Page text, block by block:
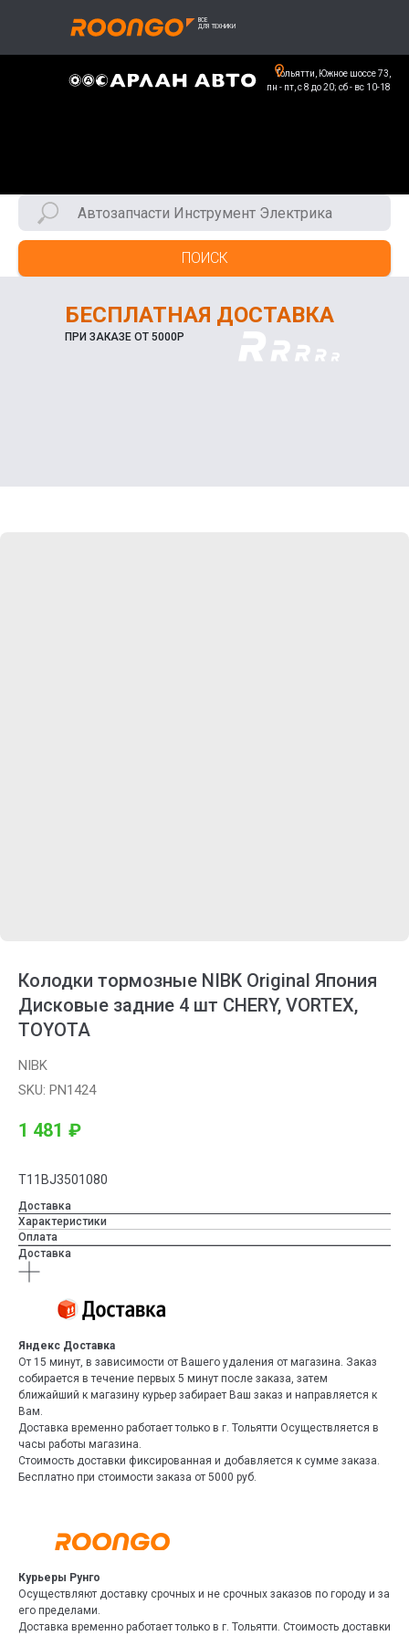
Тольятти, Южное шоссе 73,
пн - пт, с 8 до 20; сб - вс 10-18
ПОИСК
БЕСПЛАТНАЯ ДОСТАВКА
ПРИ ЗАКАЗЕ ОТ 5000Р
Колодки тормозные NIBK Original Япония
Дисковые задние 4 шт CHERY, VORTEX,
TOYOTA
NIBK
SKU: PN1424
1 481 ₽
T11BJ3501080
Доставка
Характеристики
Оплата
Доставка
Яндекс Доставка
От 15 минут, в зависимости от Вашего удаления от магазина. Заказ
собирается в течение первых 5 минут после заказа, затем
ближайший к магазину курьер забирает Ваш заказ и направляется к
Вам.
Доставка временно работает только в г. Тольятти Осуществляется в
часы работы магазина.
Стоимость доставки фиксированная и добавляется к сумме заказа.
Бесплатно при стоимости заказа от 5000 руб.
Курьеры Рунго
Осуществляют доставку срочных и не срочных заказов по городу и за
его пределами.
Доставка временно работает только в г. Тольятти. Стоимость доставки